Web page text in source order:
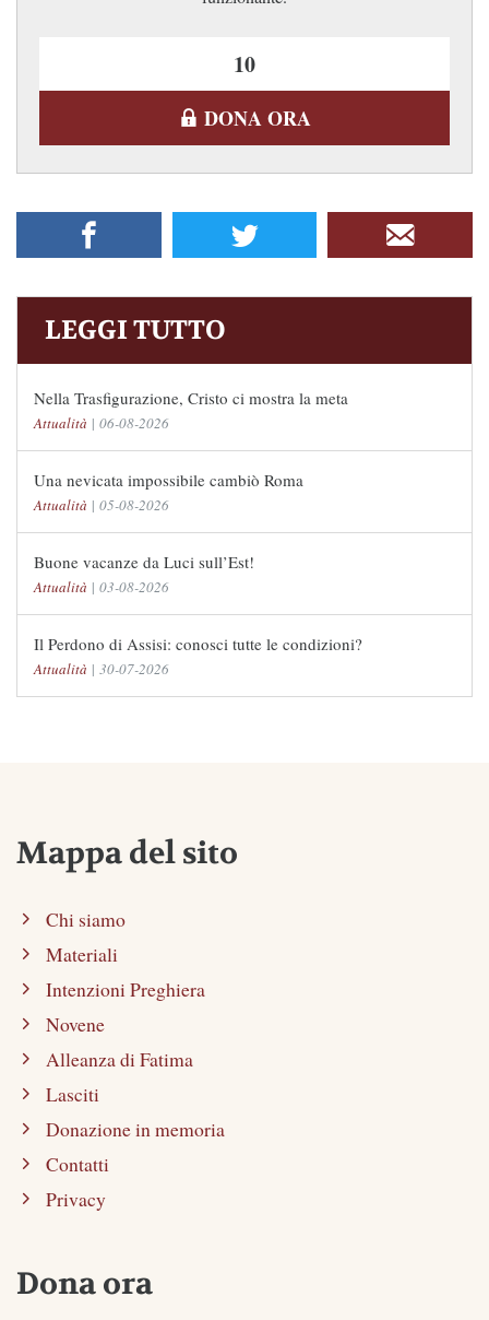
DONA ORA
LEGGI TUTTO
Nella Trasfigurazione, Cristo ci mostra la meta
Attualità | 06-08-2026
Una nevicata impossibile cambiò Roma
Attualità | 05-08-2026
Buone vacanze da Luci sull’Est!
Attualità | 03-08-2026
Il Perdono di Assisi: conosci tutte le condizioni?
Attualità | 30-07-2026
Mappa del sito
Chi siamo
Materiali
Intenzioni Preghiera
Novene
Alleanza di Fatima
Lasciti
Donazione in memoria
Contatti
Privacy
Dona ora